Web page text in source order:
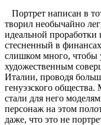
Портрет написан в
творил необычайно
идеальной
стесненный в
слишком много, чтобы
художественным
Италии, проводя
генуэзского
стали для него
персонаж на этом
даже, что это не